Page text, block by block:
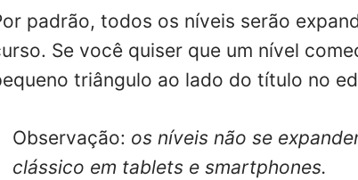
padrão, todos os níveis serão
Se você quiser que um nível
triângulo ao lado do título no
Observação: os níveis não se
clássico em tablets e smartphones.